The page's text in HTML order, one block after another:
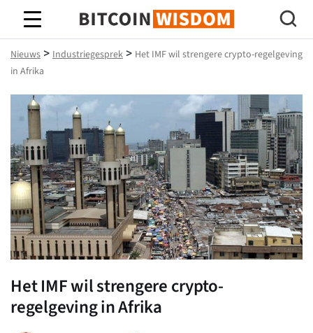
Bitcoin-wijsheid
Nieuws > Industriegesprek > Het IMF wil strengere crypto-regelgeving
in Afrika
Het IMF wil strengere crypto-
regelgeving in Afrika